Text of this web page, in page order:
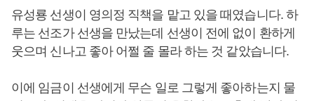
유성룡 선생이 영의정 직책을 맡고 있을 때였습니다. 하
루는 선조가 선생을 만났는데 선생이 전에 없이 환하게
웃으며 신나고 좋아 어쩔 줄 몰라 하는 것 같았습니다.
이에 임금이 선생에게 무슨 일로 그렇게 좋아하는지 물